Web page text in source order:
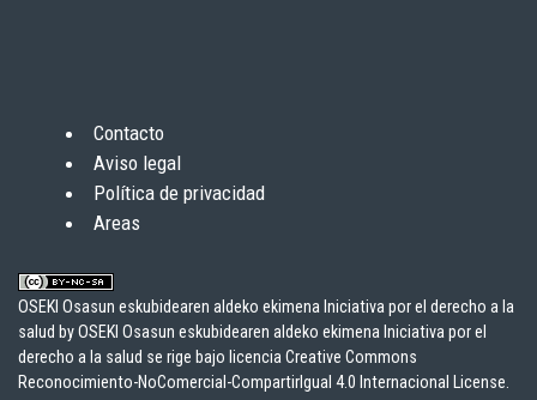
Contacto
Aviso legal
Política de privacidad
Areas
OSEKI Osasun eskubidearen aldeko ekimena Iniciativa por el derecho a la
salud byOSEKI Osasun eskubidearen aldeko ekimena Iniciativa por el
derecho a la salud se rige bajo licencia Creative Commons
Reconocimiento-NoComercial-CompartirIgual 4.0 Internacional License